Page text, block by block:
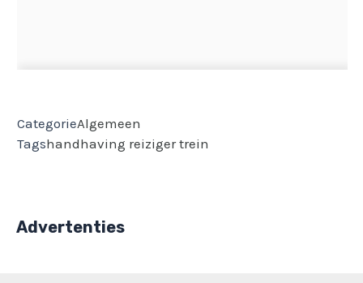
CategorieAlgemeen
Tagshandhaving reiziger trein
Advertenties